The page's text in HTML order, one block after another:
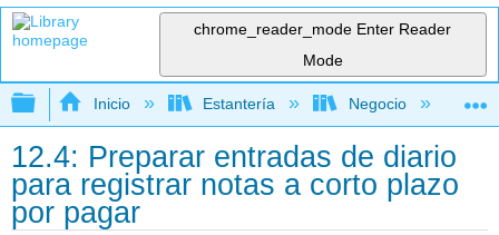
chrome_reader_mode Enter Reader
Mode
Expandir/contraer jerarquía global
Inicio Estantería Negocio
12.4: Preparar entradas de diario
para registrar notas a corto plazo
por pagar